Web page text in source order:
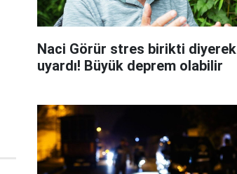
Naci Görür stres birikti diyerek
uyardı! Büyük deprem olabilir